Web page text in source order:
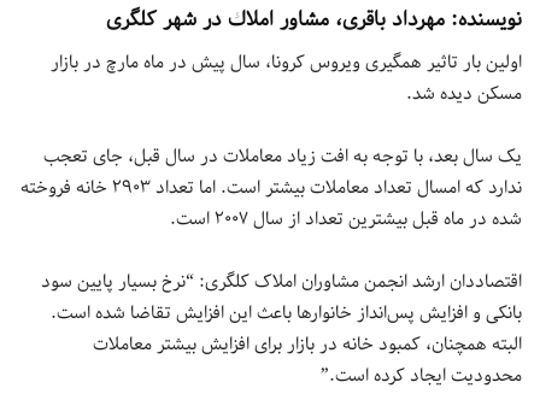
نويسنده: مهرداد باقرى، مشاور املاك در شهر كلگرى
اولین بار تاثیر همگیری ویروس کرونا، سال پیش در ماه مارچ در بازار
مسکن دیده شد.
یک سال بعد، با توجه به افت زیاد معاملات در سال قبل، جای تعجب
ندارد که امسال تعداد معاملات بیشتر است. اما تعداد ۲۹۰۳ خانه فروخته
شده در ماه قبل بیشترین تعداد از سال ۲۰۰۷ است.
اقتصاددان ارشد انجمن مشاوران املاک کلگری: “نرخ بسیار پایین سود
بانکی و افزایش پس‌انداز خانوارها باعث این افزایش تقاضا شده است.
البته همچنان، کمبود خانه در بازار برای افزایش بیشتر معاملات
محدودیت ایجاد کرده است.”